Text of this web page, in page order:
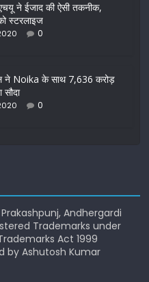
ने ईजाद की ऐसी तकनीक,
स्टरलाइज
0
ने Noika के साथ 7,636 करोड़
0
Andhergardi
Trademarks under
Act 1999
by Ashutosh Kumar